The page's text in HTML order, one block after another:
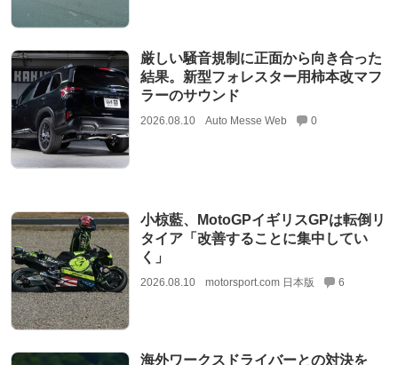
厳しい騒音規制に正面から向き合った
結果。新型フォレスター用柿本改マフ
ラーのサウンド
2026.08.10 Auto Messe Web 0
小椋藍、MotoGPイギリスGPは転倒リ
タイア「改善することに集中してい
く」
2026.08.10 motorsport.com 日本版 6
海外ワークスドライバーとの対決を